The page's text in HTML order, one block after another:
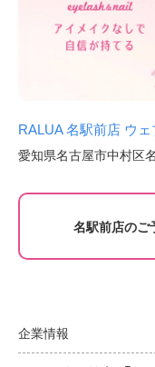
RALUA 名駅前店 ウ
愛知県名古屋市中村区
名駅前店のご
企業情報